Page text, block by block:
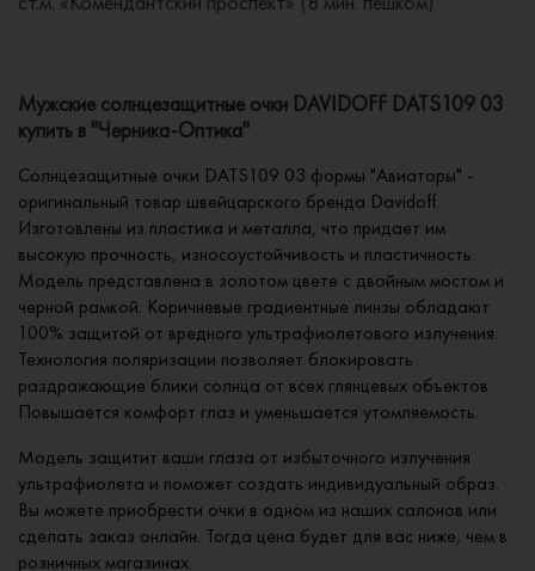
Мужские солнцезащитные очки DAVIDOFF DATS109 03
купить в "Черника-Оптика"
Солнцезащитные очки DATS109 03 формы "Авиаторы" -
оригинальный товар швейцарского бренда Davidoff.
Изготовлены из пластика и металла, что придает им
высокую прочность, износоустойчивость и пластичность.
Модель представлена в золотом цвете с двойным мостом и
черной рамкой. Коричневые градиентные линзы обладают
100% защитой от вредного ультрафиолетового излучения.
Технология поляризации позволяет блокировать
раздражающие блики солнца от всех глянцевых объектов.
Повышается комфорт глаз и уменьшается утомляемость.
Модель защитит ваши глаза от избыточного излучения
ультрафиолета и поможет создать индивидуальный образ.
Вы можете приобрести очки в одном из наших салонов или
сделать заказ онлайн. Тогда цена будет для вас ниже, чем в
розничных магазинах.